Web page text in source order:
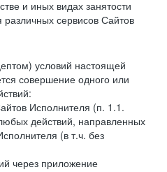
и иных видах занятости
сервисов Сайтов
условий настоящей
совершение одного или
Исполнителя (п. 1.1.
действий, направленных
(в т.ч. без
через приложение